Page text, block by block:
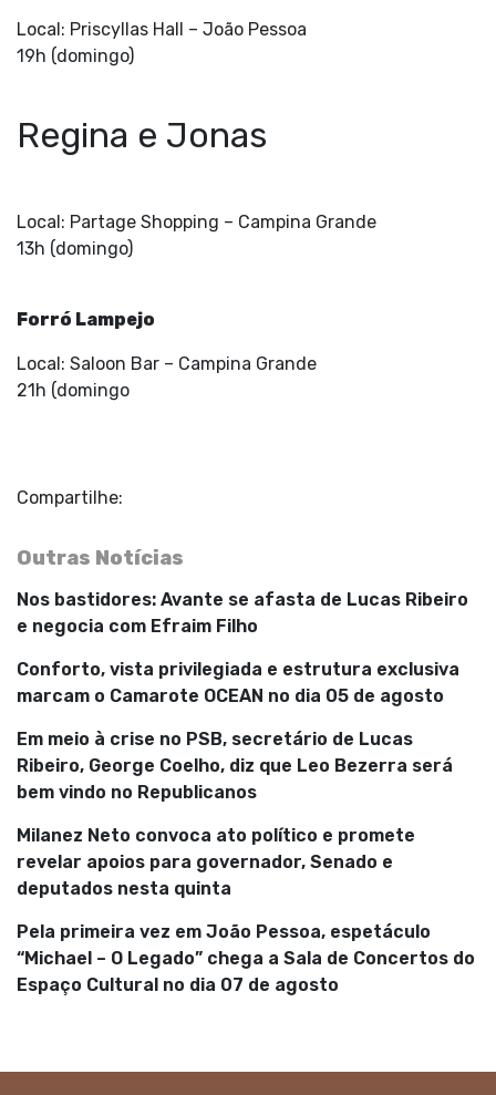
Local: Priscyllas Hall – João Pessoa
19h (domingo)
Regina e Jonas
Local: Partage Shopping – Campina Grande
13h (domingo)
Forró Lampejo
Local: Saloon Bar – Campina Grande
21h (domingo
Compartilhe:
Outras Notícias
Nos bastidores: Avante se afasta de Lucas Ribeiro
e negocia com Efraim Filho
Conforto, vista privilegiada e estrutura exclusiva
marcam o Camarote OCEAN no dia 05 de agosto
Em meio à crise no PSB, secretário de Lucas
Ribeiro, George Coelho, diz que Leo Bezerra será
bem vindo no Republicanos
Milanez Neto convoca ato político e promete
revelar apoios para governador, Senado e
deputados nesta quinta
Pela primeira vez em João Pessoa, espetáculo
“Michael – O Legado” chega a Sala de Concertos do
Espaço Cultural no dia 07 de agosto